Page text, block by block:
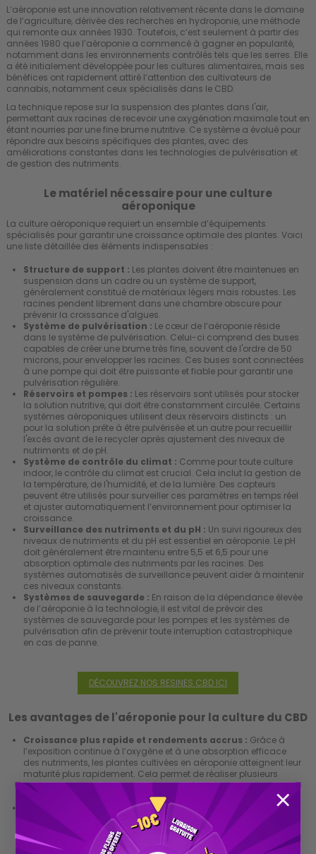
L’aéroponie est une innovation relativement récente dans le domaine
de l’agriculture, dérivée des recherches en hydroponie, une méthode
qui remonte aux années 1930. Toutefois, c’est seulement à partir des
années 1980 que l’aéroponie a commencé à gagner en popularité,
notamment dans les environnements contrôlés tels que les serres. Elle
a été initialement développée pour les cultures alimentaires, mais ses
bénéfices ont rapidement attiré l’attention des cultivateurs de
cannabis, notamment ceux spécialisés dans le CBD.
La technique repose sur la suspension des plantes dans l'air,
permettant aux racines de recevoir une oxygénation maximale tout en
étant nourries par une fine brume nutritive. Ce système a évolué pour
répondre aux besoins spécifiques des plantes, avec des
améliorations constantes dans les technologies de pulvérisation et
de gestion des nutriments.
Le matériel nécessaire pour une culture
aéroponique
La culture aéroponique requiert un ensemble d’équipements
spécialisés pour garantir une croissance optimale des plantes. Voici
une liste détaillée des éléments indispensables :
Structure de support : Les plantes doivent être maintenues en
suspension dans un cadre ou un système de support,
généralement constitué de matériaux légers mais robustes. Les
racines pendent librement dans une chambre obscure pour
prévenir la croissance d'algues.
Système de pulvérisation : Le cœur de l’aéroponie réside
dans le système de pulvérisation. Celui-ci comprend des buses
capables de créer une brume très fine, souvent de l'ordre de 50
microns, pour envelopper les racines. Ces buses sont connectées
à une pompe qui doit être puissante et fiable pour garantir une
pulvérisation régulière.
Réservoirs et pompes : Les réservoirs sont utilisés pour stocker
la solution nutritive, qui doit être constamment circulée. Certains
systèmes aéroponiques utilisent deux réservoirs distincts : un
pour la solution prête à être pulvérisée et un autre pour recueillir
l'excès avant de le recycler après ajustement des niveaux de
nutriments et de pH.
Système de contrôle du climat : Comme pour toute culture
indoor, le contrôle du climat est crucial. Cela inclut la gestion de
la température, de l'humidité, et de la lumière. Des capteurs
peuvent être utilisés pour surveiller ces paramètres en temps réel
et ajuster automatiquement l’environnement pour optimiser la
croissance.
Surveillance des nutriments et du pH : Un suivi rigoureux des
niveaux de nutriments et du pH est essentiel en aéroponie. Le pH
doit généralement être maintenu entre 5,5 et 6,5 pour une
absorption optimale des nutriments par les racines. Des
systèmes automatisés de surveillance peuvent aider à maintenir
ces niveaux constants.
Systèmes de sauvegarde : En raison de la dépendance élevée
de l’aéroponie à la technologie, il est vital de prévoir des
systèmes de sauvegarde pour les pompes et les systèmes de
pulvérisation afin de prévenir toute interruption catastrophique
en cas de panne.
DÉCOUVREZ NOS RESINES CBD ICI
Les avantages de l'aéroponie pour la culture du CBD
Croissance plus rapide et rendements accrus : Grâce à
l’exposition continue à l’oxygène et à une absorption efficace
des nutriments, les plantes cultivées en aéroponie atteignent leur
maturité plus rapidement. Cela permet de réaliser plusieurs
cycles de culture dans une même année, augmentant ainsi les
Efficacité dans l’utilisation des ressources :
L’aéroponie
consomme jusqu'à 90% moins d'eau que la culture
traditionnelle en terre. Cela est particulièrement bénéfique dans
les régions où l'eau est une ressource limitée. De plus, la